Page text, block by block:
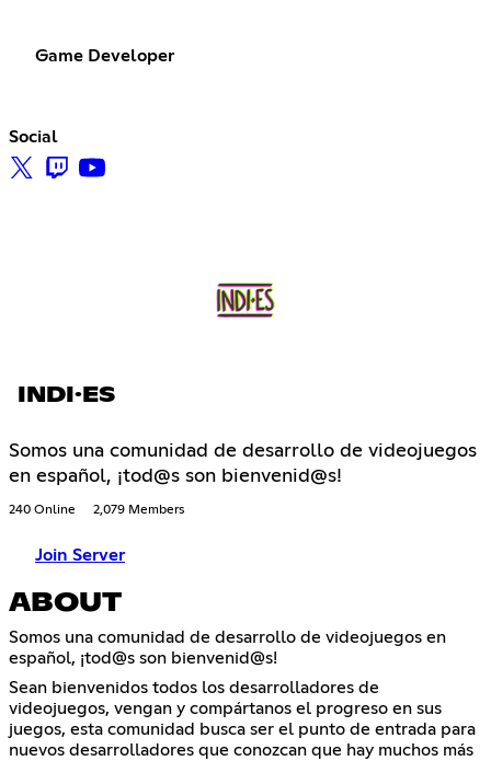
Game Developer
Social
INDI·ES
Somos una comunidad de desarrollo de videojuegos
en español, ¡tod@s son bienvenid@s!
240 Online 2,079 Members
Join Server
ABOUT
Somos una comunidad de desarrollo de videojuegos en
español, ¡tod@s son bienvenid@s!
Sean bienvenidos todos los desarrolladores de
videojuegos, vengan y compártanos el progreso en sus
juegos, esta comunidad busca ser el punto de entrada para
nuevos desarrolladores que conozcan que hay muchos más